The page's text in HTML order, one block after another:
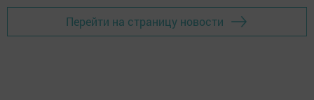
Перейти на страницу новости